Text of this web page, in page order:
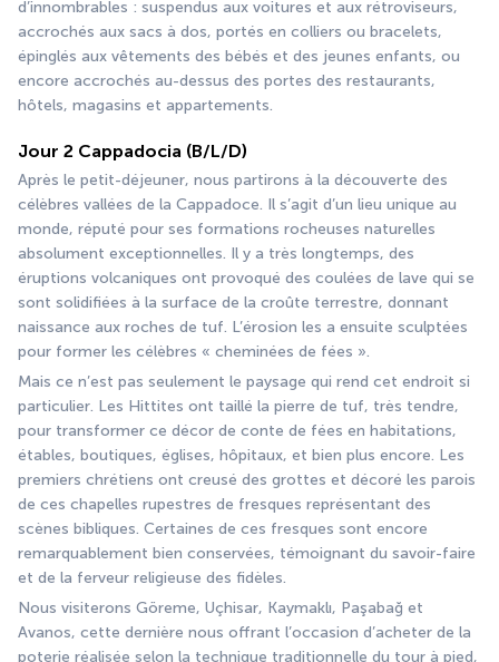
d’innombrables : suspendus aux voitures et aux rétroviseurs,
accrochés aux sacs à dos, portés en colliers ou bracelets,
épinglés aux vêtements des bébés et des jeunes enfants, ou
encore accrochés au-dessus des portes des restaurants,
hôtels, magasins et appartements.
Jour 2 Cappadocia (B/L/D)
Après le petit-déjeuner, nous partirons à la découverte des
célèbres vallées de la Cappadoce. Il s’agit d’un lieu unique au
monde, réputé pour ses formations rocheuses naturelles
absolument exceptionnelles. Il y a très longtemps, des
éruptions volcaniques ont provoqué des coulées de lave qui se
sont solidifiées à la surface de la croûte terrestre, donnant
naissance aux roches de tuf. L’érosion les a ensuite sculptées
pour former les célèbres « cheminées de fées ».
Mais ce n’est pas seulement le paysage qui rend cet endroit si
particulier. Les Hittites ont taillé la pierre de tuf, très tendre,
pour transformer ce décor de conte de fées en habitations,
étables, boutiques, églises, hôpitaux, et bien plus encore. Les
premiers chrétiens ont creusé des grottes et décoré les parois
de ces chapelles rupestres de fresques représentant des
scènes bibliques. Certaines de ces fresques sont encore
remarquablement bien conservées, témoignant du savoir-faire
et de la ferveur religieuse des fidèles.
Nous visiterons Göreme, Uçhisar, Kaymaklı, Paşabağ et
Avanos, cette dernière nous offrant l’occasion d’acheter de la
poterie réalisée selon la technique traditionnelle du tour à pied,